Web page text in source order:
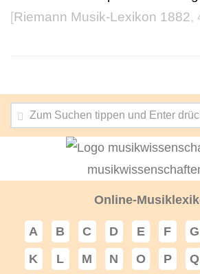
[Riemann Musik-Lexikon 1882,
Online-
A B C D E F G
K
L M N O P Q